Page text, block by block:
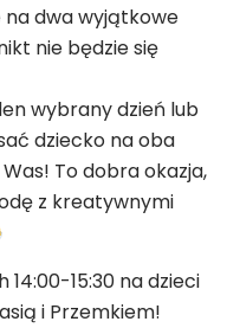
na dwa wyjątkowe
nie będzie się
wybrany dzień lub
dziecko na oba
To dobra okazja,
z kreatywnymi
15:30 na dzieci
i Przemkiem!